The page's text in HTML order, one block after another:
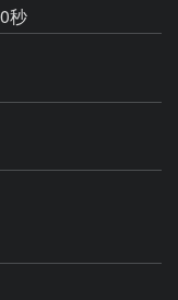
秒